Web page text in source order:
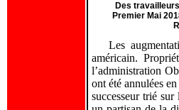
Des
Premier Mai
Les
américain.
l’administration
ont été annulées
successeur trié